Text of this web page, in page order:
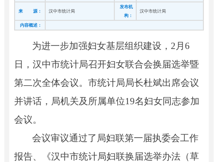
来 源： 汉中市统计局
发布机
构：
汉中市统计局
内容概述：
为进一步加强妇女基层组织建设，2月6
日，汉中市统计局召开妇女联合会换届选举暨
第二次全体会议。市统计局局长杜斌出席会议
并讲话，局机关及所属单位19名妇女同志参加
会议。
会议审议通过了局妇联第一届执委会工作
报告、《汉中市统计局妇联换届选举办法（草